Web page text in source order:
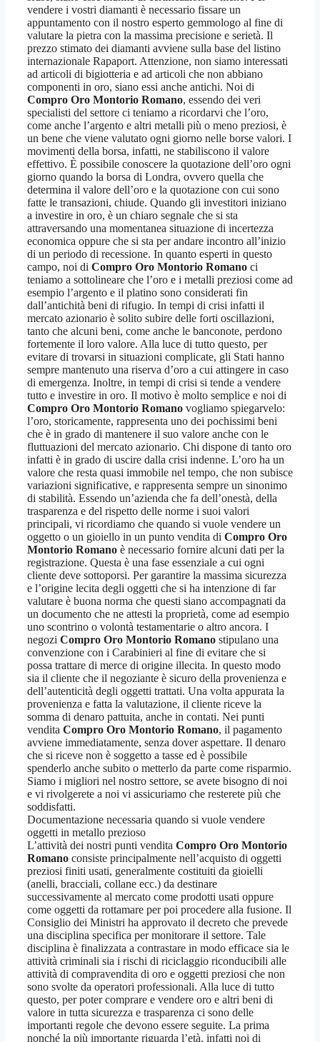
vendere i vostri diamanti è necessario fissare un
appuntamento con il nostro esperto gemmologo al fine di
valutare la pietra con la massima precisione e serietà. Il
prezzo stimato dei diamanti avviene sulla base del listino
internazionale Rapaport. Attenzione, non siamo interessati
ad articoli di bigiotteria e ad articoli che non abbiano
componenti in oro, siano essi anche antichi. Noi di
Compro Oro Montorio Romano, essendo dei veri
specialisti del settore ci teniamo a ricordarvi che l’oro,
come anche l’argento e altri metalli più o meno preziosi, è
un bene che viene valutato ogni giorno nelle borse valori. I
movimenti della borsa, infatti, ne stabiliscono il valore
effettivo. È possibile conoscere la quotazione dell’oro ogni
giorno quando la borsa di Londra, ovvero quella che
determina il valore dell’oro e la quotazione con cui sono
fatte le transazioni, chiude. Quando gli investitori iniziano
a investire in oro, è un chiaro segnale che si sta
attraversando una momentanea situazione di incertezza
economica oppure che si sta per andare incontro all’inizio
di un periodo di recessione. In quanto esperti in questo
campo, noi di Compro Oro Montorio Romano ci
teniamo a sottolineare che l’oro e i metalli preziosi come ad
esempio l’argento e il platino sono considerati fin
dall’antichità beni di rifugio. In tempi di crisi infatti il
mercato azionario è solito subire delle forti oscillazioni,
tanto che alcuni beni, come anche le banconote, perdono
fortemente il loro valore. Alla luce di tutto questo, per
evitare di trovarsi in situazioni complicate, gli Stati hanno
sempre mantenuto una riserva d’oro a cui attingere in caso
di emergenza. Inoltre, in tempi di crisi si tende a vendere
tutto e investire in oro. Il motivo è molto semplice e noi di
Compro Oro Montorio Romano vogliamo spiegarvelo:
l’oro, storicamente, rappresenta uno dei pochissimi beni
che è in grado di mantenere il suo valore anche con le
fluttuazioni del mercato azionario. Chi dispone di tanto oro
infatti è in grado di uscire dalla crisi indenne. L’oro ha un
valore che resta quasi immobile nel tempo, che non subisce
variazioni significative, e rappresenta sempre un sinonimo
di stabilità. Essendo un’azienda che fa dell’onestà, della
trasparenza e del rispetto delle norme i suoi valori
principali, vi ricordiamo che quando si vuole vendere un
oggetto o un gioiello in un punto vendita di Compro Oro
Montorio Romano è necessario fornire alcuni dati per la
registrazione. Questa è una fase essenziale a cui ogni
cliente deve sottoporsi. Per garantire la massima sicurezza
e l’origine lecita degli oggetti che si ha intenzione di far
valutare è buona norma che questi siano accompagnati da
un documento che ne attesti la proprietà, come ad esempio
uno scontrino o volontà testamentarie o altro ancora. I
negozi Compro Oro Montorio Romano stipulano una
convenzione con i Carabinieri al fine di evitare che si
possa trattare di merce di origine illecita. In questo modo
sia il cliente che il negoziante è sicuro della provenienza e
dell’autenticità degli oggetti trattati. Una volta appurata la
provenienza e fatta la valutazione, il cliente riceve la
somma di denaro pattuita, anche in contati. Nei punti
vendita Compro Oro Montorio Romano, il pagamento
avviene immediatamente, senza dover aspettare. Il denaro
che si riceve non è soggetto a tasse ed è possibile
spenderlo anche subito o metterlo da parte come risparmio.
Siamo i migliori nel nostro settore, se avete bisogno di noi
e vi rivolgerete a noi vi assicuriamo che resterete più che
soddisfatti.
Documentazione necessaria quando si vuole vendere
oggetti in metallo prezioso
L’attività dei nostri punti vendita Compro Oro Montorio
Romano consiste principalmente nell’acquisto di oggetti
preziosi finiti usati, generalmente costituiti da gioielli
(anelli, bracciali, collane ecc.) da destinare
successivamente al mercato come prodotti usati oppure
come oggetti da rottamare per poi procedere alla fusione. Il
Consiglio dei Ministri ha approvato il decreto che prevede
una disciplina specifica per monitorare il settore. Tale
disciplina è finalizzata a contrastare in modo efficace sia le
attività criminali sia i rischi di riciclaggio riconducibili alle
attività di compravendita di oro e oggetti preziosi che non
sono svolte da operatori professionali. Alla luce di tutto
questo, per poter comprare e vendere oro e altri beni di
valore in tutta sicurezza e trasparenza ci sono delle
importanti regole che devono essere seguite. La prima
nonché la più importante riguarda l’età, infatti noi di